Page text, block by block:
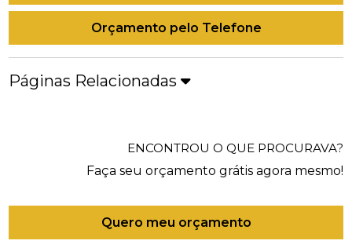
Orçamento pelo Telefone
Páginas Relacionadas
ENCONTROU O QUE PROCURAVA?
Faça seu orçamento grátis agora mesmo!
Quero meu orçamento